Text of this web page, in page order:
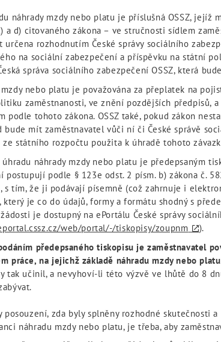
náhrady mzdy nebo platu je příslušná OSSZ,
a d) citovaného zákona – ve stručnosti sídlem
určena rozhodnutím České správy sociálního
na sociální zabezpečení a příspěvku na státní
správa sociálního zabezpečení OSSZ, která
mzdy nebo platu je považována za přeplatek na
zaměstnanosti, ve znění pozdějších předpisů,
podle tohoto zákona. OSSZ také, pokud zákon
bude mít zaměstnavatel vůči ní či České správě
ze státního rozpočtu použita k úhradě tohoto
úhradu náhrady mzdy nebo platu je předepsaným
postupují podle § 123e odst. 2 písm. b) zákona č.
s tím, že ji podávají písemně (což zahrnuje i
který je co do údajů, formy a formátu shodný s
je dostupný na ePortálu České správy
web/portal/-/tiskopisy/zoupnm
).
předepsaného tiskopisu je zaměstnavatel
práce, na jejichž základě náhradu mzdy nebo
tak učinil, a nevyhoví-li této výzvě ve lhůtě do 8
posouzení, zda byly splněny rozhodné skutečnosti
náhradu mzdy nebo platu, je třeba, aby